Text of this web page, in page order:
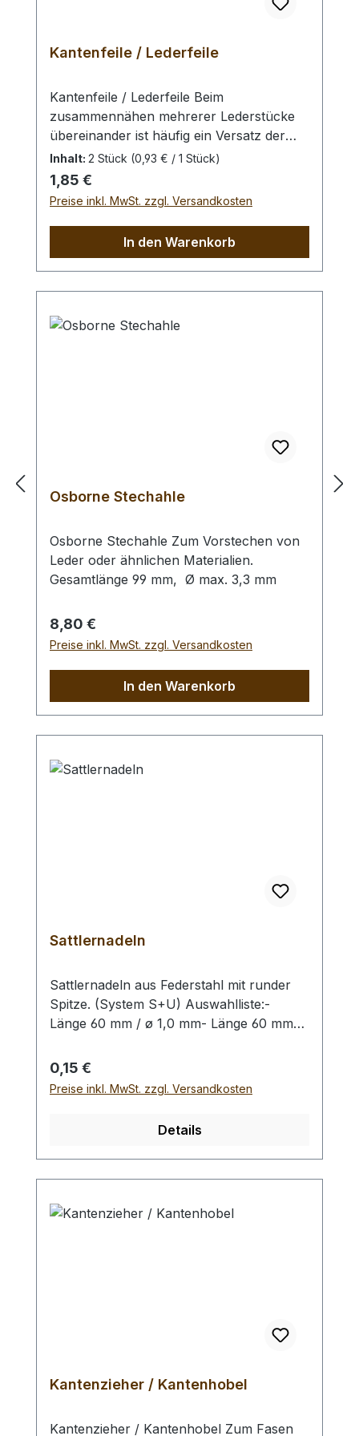
Kantenfeile / Lederfeile
Kantenfeile / Lederfeile Beim
zusammennähen mehrerer Lederstücke
übereinander ist häufig ein Versatz der
Kante nicht vermeidbar. Mit Hilfe dieser
Feile können Sie Ihre Lederkanten auf das
Glätten mit einem Kantenpolierer oder das
Färben mit einer Kantenfarbe leicht
Aufrauhen des Leders an Klebestellen
verwendet werden. Die Kantenfeile /
Lederfeile ist mit einer groben und einer
flexiblen Kunststoffkern. Die Schleiflagen
der kurzen Seite: 8 mm Bei der Bestellung
Inhalt: 2 Stück (0,93 € / 1 Stück)
Regulärer Preis:
1,85 €
Preise inkl. MwSt. zzgl. Versandkosten
In den Warenkorb
Osborne Stechahle
Osborne Stechahle Zum Vorstechen von
Leder oder ähnlichen Materialien.
Gesamtlänge 99 mm, Ø max. 3,3 mm
Regulärer Preis:
8,80 €
Preise inkl. MwSt. zzgl. Versandkosten
In den Warenkorb
Sattlernadeln
Sattlernadeln aus Federstahl mit runder
Spitze. (System S+U) Auswahlliste:-
Länge 60 mm / ø 1,0 mm- Länge 60 mm
einer Bestellung von 1 Stück erhalten Sie
1 Nadel der gewählten Größe.
Regulärer Preis:
0,15 €
Preise inkl. MwSt. zzgl. Versandkosten
Details
Kantenzieher / Kantenhobel
Kantenzieher / Kantenhobel Zum Fasen